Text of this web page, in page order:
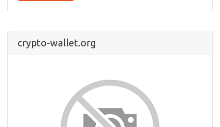
crypto-wallet.org